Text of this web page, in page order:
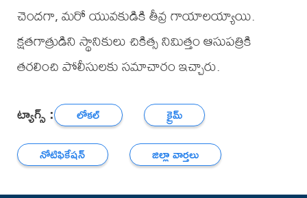
చెందగా, మరో యువకుడికి తీవ్ర గాయాలయ్యాయి.
క్షతగాత్రుడిని స్థానికులు చికిత్స నిమిత్తం ఆసుపత్రికి
తరలించి పోలీసులకు సమాచారం ఇచ్చారు.
ట్యాగ్స్ : లోకల్
క్రైమ్
నోటిఫికేషన్
జిల్లా వార్తలు